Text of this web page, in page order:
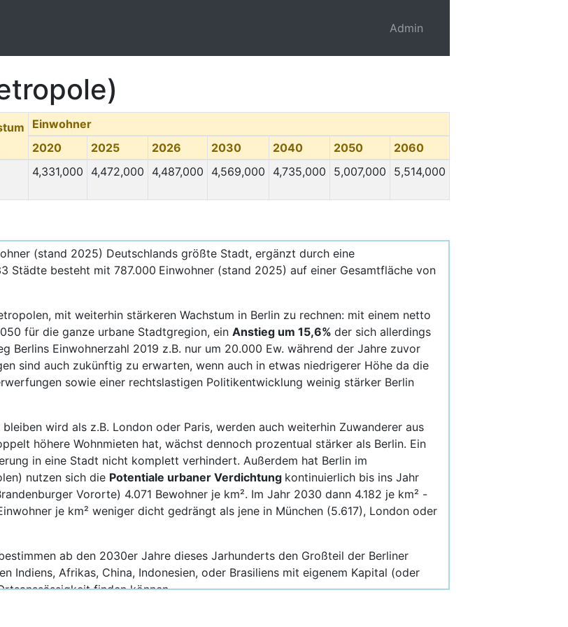
Admin
Einwohner
2020
2025 2026 2030 2040 2050
2060
4,331,000 4,472,000 4,487,000 4,569,000 4,735,000 5,007,000 5,514,000
(stand 2025) Deutschlands größte Stadt, ergänzt durch eine
Städte besteht mit 787.000 Einwohner (stand 2025) auf einer Gesamtfläche von
mit weiterhin stärkeren Wachstum in Berlin zu rechnen: mit einem netto
für die ganze urbane Stadtgregion, ein Anstieg um 15,6% der sich allerdings
Berlins Einwohnerzahl 2019 z.B. nur um 20.000 Ew. während der Jahre zuvor
sind auch zukünftig zu erwarten, wenn auch in etwas niedrigerer Höhe da die
sowie einer rechtslastigen Politikentwicklung weinig stärker Berlin
wird als z.B. London oder Paris, werden auch weiterhin Zuwanderer aus
höhere Wohnmieten hat, wächst dennoch prozentual stärker als Berlin. Ein
in eine Stadt nicht komplett verhindert. Außerdem hat Berlin im
nutzen sich die Potentiale urbaner Verdichtung kontinuierlich bis ins Jahr
Vororte) 4.071 Bewohner je km². Im Jahr 2030 dann 4.182 je km² -
je km² weniger dicht gedrängt als jene in München (5.617), London oder
ab den 2030er Jahre dieses Jarhunderts den Großteil der Berliner
Indiens, Afrikas, China, Indonesien, oder Brasiliens mit eigenem Kapital (oder
finden können.